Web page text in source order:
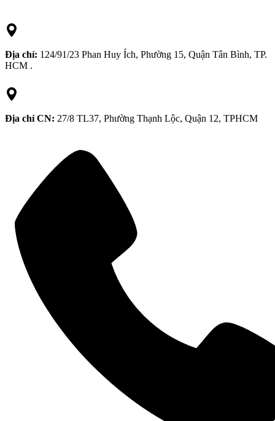
Địa chỉ: 124/91/23 Phan Huy Ích, Phường 15, Quận Tân Bình, TP.
HCM .
Địa chỉ CN: 27/8 TL37, Phường Thạnh Lộc, Quận 12, TPHCM